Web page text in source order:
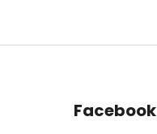
Facebook